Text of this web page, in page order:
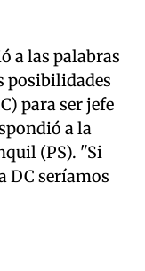
a las palabras
posibilidades
para ser jefe
a la
(PS). "Si
DC seríamos